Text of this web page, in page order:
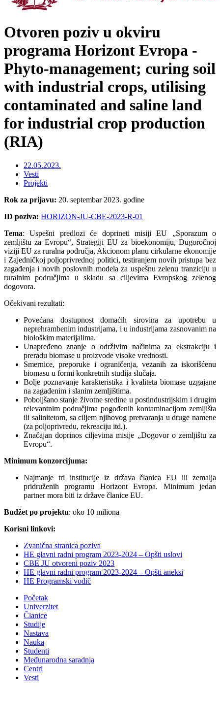
Otvoren poziv u okviru
programa Horizont Evropa -
Phyto-management; curing soil
with industrial crops, utilising
contaminated and saline land
for industrial crop production
(RIA)
22.05.2023.
Vesti
Projekti
Rok za prijavu: 20. septembar 2023. godine
ID poziva: HORIZON-JU-CBE-2023-R-01
Tema: Uspešni predlozi će doprineti misiji EU „Sporazum o
zemljištu za Evropu“, Strategiji EU za bioekonomiju, Dugoročnoj
viziji EU za ruralna područja, Akcionom planu cirkularne ekonomije
i Zajedničkoj poljoprivrednoj politici, testiranjem novih pristupa bez
zagađenja i novih poslovnih modela za uspešnu zelenu tranziciju u
ruralnim područjima u skladu sa ciljevima Evropskog zelenog
dogovora.
Očekivani rezultati:
Povećana dostupnost domaćih sirovina za upotrebu u
neprehrambenim industrijama, i u industrijama zasnovanim na
biološkim materijalima.
Unapređeno znanje o održivim načinima za ekstrakciju i
preradu biomase u proizvode visoke vrednosti.
Smernice, preporuke i ograničenja, vezanih za iskorišćenu
biomasu u formi konkretnih studija slučaja.
Bolje poznavanje karakteristika i kvaliteta biomase uzgajane
na zagađenim i slanim zemljištima.
Poboljšano stanje životne sredine u postindustrijskim i drugim
relevantnim područjima pogođenih kontaminacijom zemljišta
ili salinitetom, sa ciljem njihovog pretvaranja u druge namene
(za poljoprivredu, rekreaciju itd.).
Značajan doprinos ciljevima misije „Dogovor o zemljištu za
Evropu“.
Minimum konzorcijuma:
Najmanje tri institucije iz država članica EU ili zemalja
pridruženih programu Horizont Evropa. Minimum jedan
partner mora biti iz države članice EU.
Budžet po projektu: oko 10 miliona
Korisni linkovi:
Zvanična stranica poziva
HE glavni radni program 2023-2024 – Opšti uslovi
CBE JU otvoreni poziv 2023
HE glavni radni program 2023-2024 – Opšti aneksi
HE Programski vodič
Početak
Univerzitet
Članice
Studije
Nastava
Nauka
Studenti
Međunarodna saradnja
Centri
Vesti